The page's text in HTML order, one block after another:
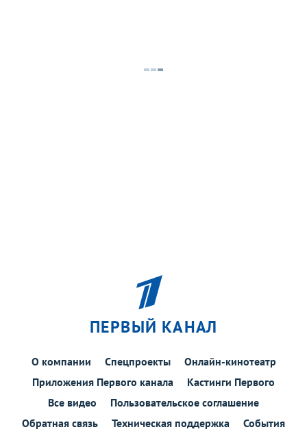
ПЕРВЫЙ КАНАЛ
О компании Спецпроекты
Онлайн-кинотеатр
Приложения Первого канала
Кастинги Первого
Все видео
Пользовательское соглашение
Обратная связь
Техническая поддержка
События